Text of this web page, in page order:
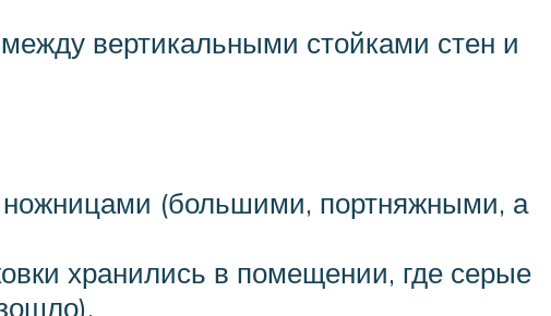
вертикальными стойками стен и
ножницами (большими, портняжными, а
хранились в помещении, где серые